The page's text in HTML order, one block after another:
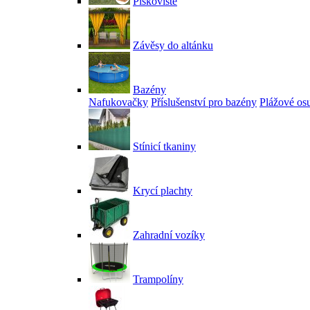
Závěsy do altánku
Bazény
Nafukovačky Příslušenství pro bazény Plážové
Stínicí tkaniny
Krycí plachty
Zahradní vozíky
Trampolíny